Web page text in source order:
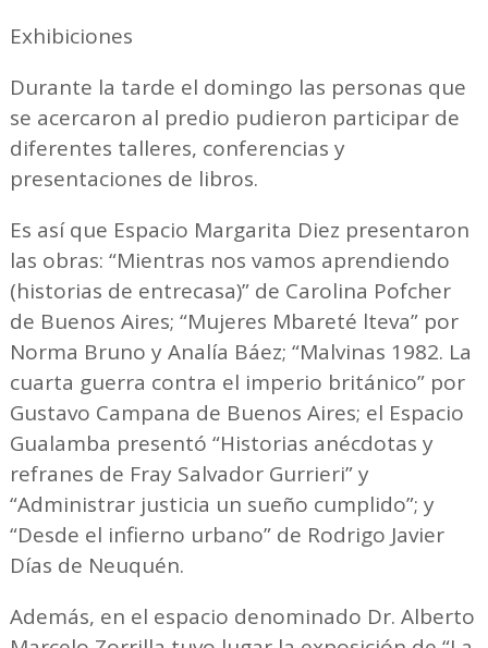
Exhibiciones
Durante la tarde el domingo las personas que
se acercaron al predio pudieron participar de
diferentes talleres, conferencias y
presentaciones de libros.
Es así que Espacio Margarita Diez presentaron
las obras: “Mientras nos vamos aprendiendo
(historias de entrecasa)” de Carolina Pofcher
de Buenos Aires; “Mujeres Mbareté lteva” por
Norma Bruno y Analía Báez; “Malvinas 1982. La
cuarta guerra contra el imperio británico” por
Gustavo Campana de Buenos Aires; el Espacio
Gualamba presentó “Historias anécdotas y
refranes de Fray Salvador Gurrieri” y
“Administrar justicia un sueño cumplido”; y
“Desde el infierno urbano” de Rodrigo Javier
Días de Neuquén.
Además, en el espacio denominado Dr. Alberto